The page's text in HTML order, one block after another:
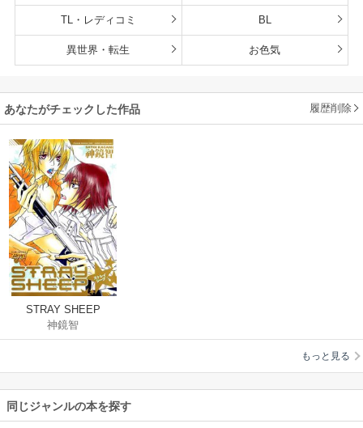
TL・レディコミ BL
異世界・転生 お色気
あなたがチェックした作品 履歴削除
STRAY SHEEP
神鏡智
もっと見る
同じジャンルの本を探す